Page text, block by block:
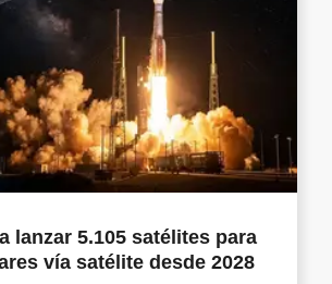
lanzar 5.105 satélites para
vía satélite desde 2028